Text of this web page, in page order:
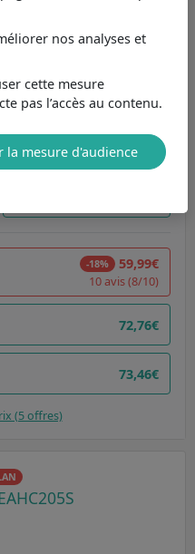
au prix
7
espaces restreints
aux petites cuisines
6.2
-18% 59,99€
10 avis (8/10)
72,76€
73,46€
(5 offres)
nos analyses et
cette mesure
pas l’accès au contenu.
la mesure d'audience